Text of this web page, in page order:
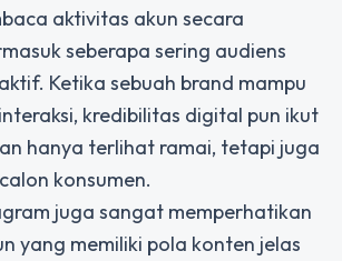
aktivitas akun secara
seberapa sering audiens
Ketika sebuah brand mampu
kredibilitas digital pun ikut
hanya terlihat ramai, tetapi juga
konsumen.
juga sangat memperhatikan
yang memiliki pola konten jelas